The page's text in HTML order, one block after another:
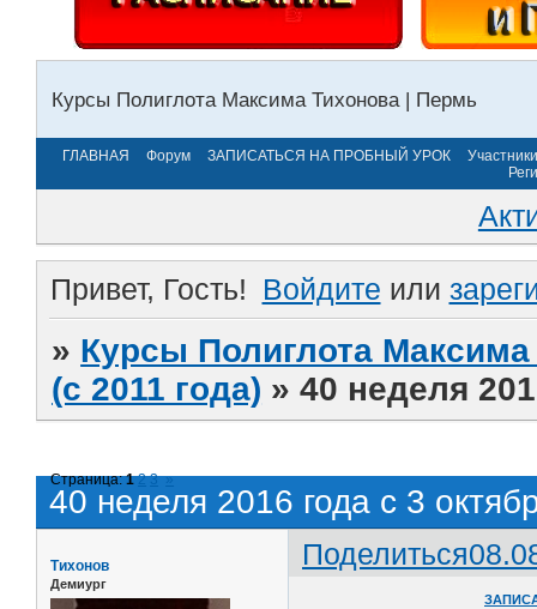
Курсы Полиглота Максима Тихонова | Пермь
ГЛАВНАЯ Форум ЗАПИСАТЬСЯ НА ПРОБНЫЙ УРОК
Участники
Привет, Гость! Войдите или
» Курсы Полиглота
(с 2011 года) »40 неделя
40 неделя 2016 года с 3
Страница:1 2 3 »
Поделиться
Тихонов
Демиург